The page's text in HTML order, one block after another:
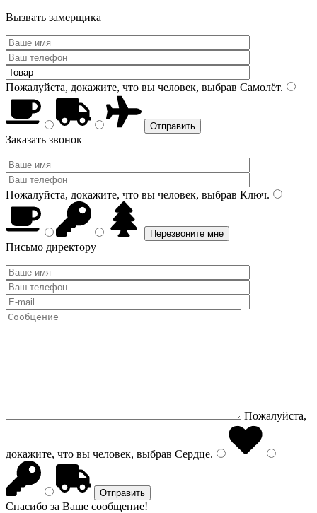
Вызвать замерщика
Пожалуйста, докажите, что вы человек, выбрав Самолёт.
Заказать звонок
Пожалуйста, докажите, что вы человек, выбрав Ключ.
Письмо директору
Пожалуйста,
докажите, что вы человек, выбрав Сердце.
Спасибо за Ваше сообщение!